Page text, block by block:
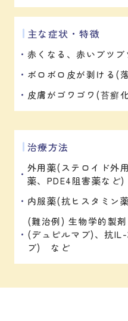
主な症状・特徴
赤くなる、赤いブツ
ボロボロ皮が剥ける(
皮膚がゴワゴワ(苔癬
治療方法
外用薬(ステロイド外
薬、PDE4阻害薬など)
内服薬(抗ヒスタミン
(難治例) 生物学的製
(デュピルマブ)、抗
ブ) など